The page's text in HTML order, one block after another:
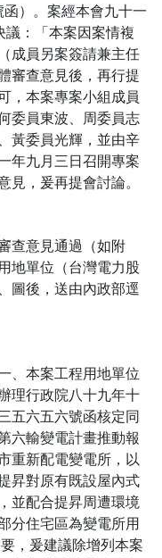
）。案經本會九十一
：「本案因案情複
成員另案簽請兼主任
審查意見後，再行提
，本案專案小組成員
委員東波、周委員志
黃委員光輝，並由辛
年九月三日召開專案
見，爰再提會討論。
查意見通過（如附
地單位（台灣電力股
圖後，送由內政部逕
、本案工程用地單位
理行政院八十九年十
五六五六號函核定同
六輸變電計畫推動報
重新配電變電所，以
昇對原有既設屋內式
並配合提昇周遭環境
分住宅區為變電所用
，爰建議除增列本案